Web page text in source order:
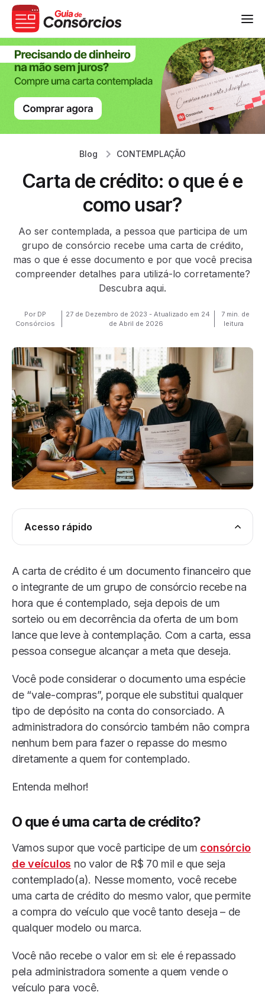
Blog CONTEMPLAÇÃO
Carta de crédito: o que é e
como usar?
Ao ser contemplada, a pessoa que participa de um
grupo de consórcio recebe uma carta de crédito,
mas o que é esse documento e por que você precisa
compreender detalhes para utilizá-lo corretamente?
Descubra aqui.
Por DP
Consórcios
27 de Dezembro de 2023 - Atualizado em 24
de Abril de 2026
7 min. de
leitura
Acesso rápido
A carta de crédito é um documento financeiro que
o integrante de um grupo de consórcio recebe na
hora que é contemplado, seja depois de um
sorteio ou em decorrência da oferta de um bom
lance que leve à contemplação. Com a carta, essa
pessoa consegue alcançar a meta que deseja.
Você pode considerar o documento uma espécie
de “vale-compras”, porque ele substitui qualquer
tipo de depósito na conta do consorciado. A
administradora do consórcio também não compra
nenhum bem para fazer o repasse do mesmo
diretamente a quem for contemplado.
Entenda melhor!
O que é uma carta de crédito?
Vamos supor que você participe de um consórcio
de veículos no valor de R$ 70 mil e que seja
contemplado(a). Nesse momento, você recebe
uma carta de crédito do mesmo valor, que permite
a compra do veículo que você tanto deseja – de
qualquer modelo ou marca.
Você não recebe o valor em si: ele é repassado
pela administradora somente a quem vende o
veículo para você.